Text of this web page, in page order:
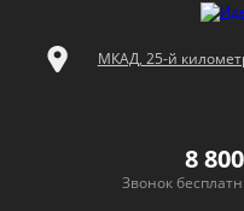
МКАД, 25-й
8
Звонок